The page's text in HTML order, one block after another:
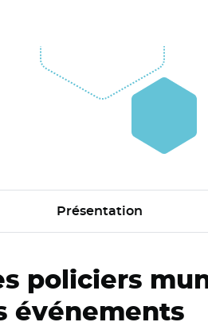
Présentation
policiers
événements